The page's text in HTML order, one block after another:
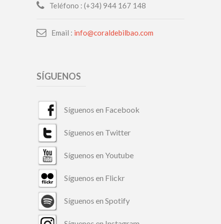
Teléfono : (+34) 944 167 148
Email : info@coraldebilbao.com
SÍGUENOS
Síguenos en Facebook
Síguenos en Twitter
Síguenos en Youtube
Síguenos en Flickr
Síguenos en Spotify